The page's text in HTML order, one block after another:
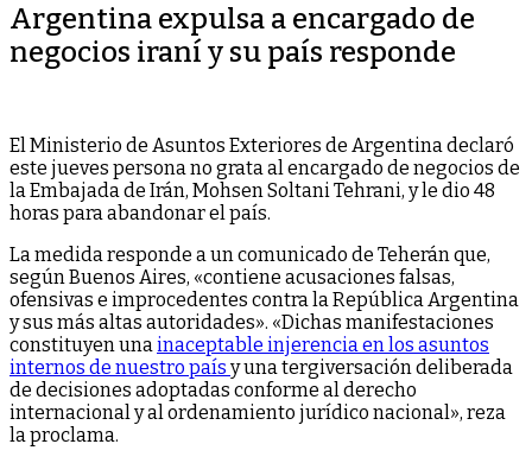
Argentina expulsa a encargado de
negocios iraní y su país responde
El Ministerio de Asuntos Exteriores de Argentina declaró
este jueves persona no grata al encargado de negocios de
la Embajada de Irán, Mohsen Soltani Tehrani, y le dio 48
horas para abandonar el país.
La medida responde a un comunicado de Teherán que,
según Buenos Aires, «contiene acusaciones falsas,
ofensivas e improcedentes contra la República Argentina
y sus más altas autoridades». «Dichas manifestaciones
constituyen unainaceptable injerencia en los asuntos
internos de nuestro país y una tergiversación deliberada
de decisiones adoptadas conforme al derecho
internacional y al ordenamiento jurídico nacional», reza
la proclama.